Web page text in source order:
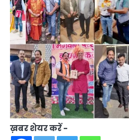
ख़बर शेयर करें -